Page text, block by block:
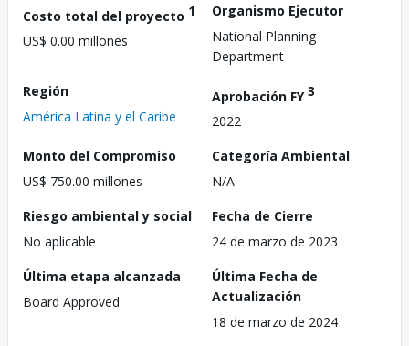
Costo total del proyecto 1
US$ 0.00 millones
Organismo Ejecutor
National Planning
Department
Región
América Latina y el Caribe
Aprobación FY3
2022
Monto del Compromiso
US$ 750.00 millones
Categoría Ambiental
N/A
Riesgo ambiental y social
No aplicable
Fecha de Cierre
24 de marzo de 2023
Última etapa alcanzada
Board Approved
Última Fecha de
Actualización
18 de marzo de 2024